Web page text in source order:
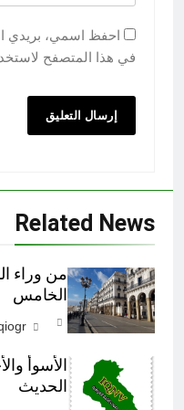
احفظ اسمي، بريدي
في هذا المتصفح
Related News
من وراء
الخامس
الأسوأ
الحديث